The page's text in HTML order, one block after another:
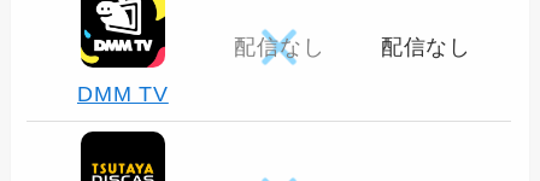
DMM TV
配信なし 配信なし